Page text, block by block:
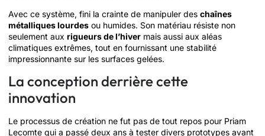
Avec ce système, fini la crainte de manipuler des chaînes
métalliques lourdes ou humides. Son matériau résiste non
seulement aux rigueurs de l’hiver mais aussi aux aléas
climatiques extrêmes, tout en fournissant une stabilité
impressionnante sur les surfaces gelées.
La conception derrière cette
innovation
Le processus de création ne fut pas de tout repos pour Priam
Lecomte qui a passé deux ans à tester divers prototypes avant